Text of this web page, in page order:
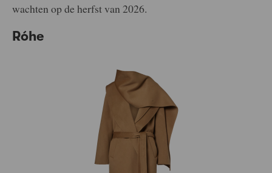
wachten op de herfst van 2026.
Róhe